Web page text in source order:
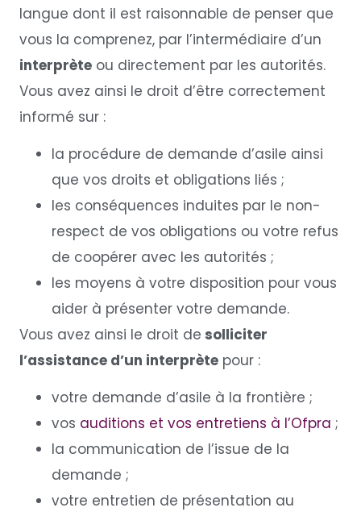
langue dont il est raisonnable de penser que
vous la comprenez, par l’intermédiaire d’un
interprèteou directement par les autorités.
Vous avez ainsi le droit d’être correctement
informé sur :
la procédure de demande d’asile ainsi
que vos droits et obligations liés ;
les conséquences induites par le non-
respect de vos obligations ou votre refus
de coopérer avec les autorités ;
les moyens à votre disposition pour vous
aider à présenter votre demande.
Vous avez ainsi le droit de solliciter
l’assistance d’un interprètepour :
votre demande d’asile à la frontière ;
vos auditions et vos entretiens à l’Ofpra ;
la communication de l’issue de la
demande ;
votre entretien de présentation au